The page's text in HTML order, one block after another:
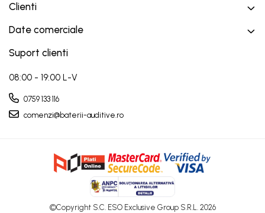
Clienti
Date comerciale
Suport clienti
08:00 - 19:00 L-V
0759 133 116
comenzi@baterii-auditive.ro
©Copyright S.C. ESO Exclusive Group S.R.L. 2026